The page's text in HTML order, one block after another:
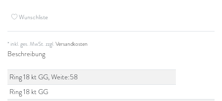
Wunschliste
* inkl. ges. MwSt. zzgl.Versandkosten
Beschreibung
Ring 18 kt GG, Weite:58
Ring 18 kt GG